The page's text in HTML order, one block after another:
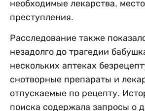
необходимые лекарства,
преступления.
Расследование также
незадолго до трагедии
нескольких аптеках
снотворные препараты и
отпускаемые по рецепту.
поиска содержала запросы о